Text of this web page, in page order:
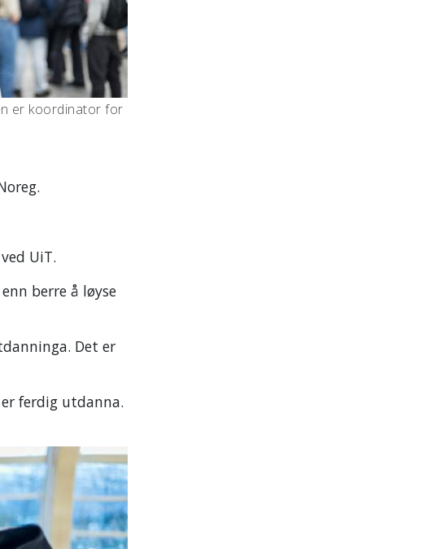
er koordinator for
UiT.
berre å løyse
Det er
ferdig utdanna.